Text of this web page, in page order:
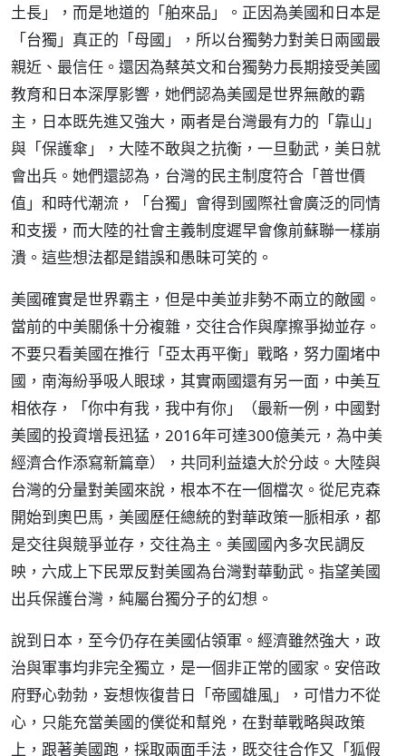
土長」，而是地道的「舶來品」。正因為美國和日本是
「台獨」真正的「母國」，所以台獨勢力對美日兩國最
親近、最信任。還因為蔡英文和台獨勢力長期接受美國
教育和日本深厚影響，她們認為美國是世界無敵的霸
主，日本既先進又強大，兩者是台灣最有力的「靠山」
與「保護傘」，大陸不敢與之抗衡，一旦動武，美日就
會出兵。她們還認為，台灣的民主制度符合「普世價
值」和時代潮流，「台獨」會得到國際社會廣泛的同情
和支援，而大陸的社會主義制度遲早會像前蘇聯一樣崩
潰。這些想法都是錯誤和愚昧可笑的。
美國確實是世界霸主，但是中美並非勢不兩立的敵國。
當前的中美關係十分複雜，交往合作與摩擦爭拗並存。
不要只看美國在推行「亞太再平衡」戰略，努力圍堵中
國，南海紛爭吸人眼球，其實兩國還有另一面，中美互
相依存，「你中有我，我中有你」（最新一例，中國對
美國的投資增長迅猛，2016年可達300億美元，為中美
經濟合作添寫新篇章），共同利益遠大於分歧。大陸與
台灣的分量對美國來說，根本不在一個檔次。從尼克森
開始到奧巴馬，美國歷任總統的對華政策一脈相承，都
是交往與競爭並存，交往為主。美國國內多次民調反
映，六成上下民眾反對美國為台灣對華動武。指望美國
出兵保護台灣，純屬台獨分子的幻想。
說到日本，至今仍存在美國佔領軍。經濟雖然強大，政
治與軍事均非完全獨立，是一個非正常的國家。安倍政
府野心勃勃，妄想恢復昔日「帝國雄風」，可惜力不從
心，只能充當美國的僕從和幫兇，在對華戰略與政策
上，跟著美國跑，採取兩面手法，既交往合作又「狐假